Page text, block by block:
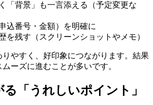
「背景」も一言添える（予定変更な
込番号・金額）を明確に
を残す（スクリーンショットやメモ）
りやすく、好印象につながります。結果
ーズに進むことが多いです。
「うれしいポイント」